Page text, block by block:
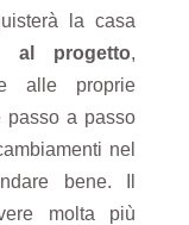
la casa
al progetto,
alle proprie
passo a passo
nel
bene. Il
molta più